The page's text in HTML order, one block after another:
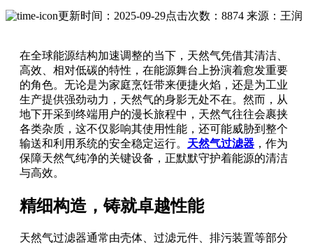
更新时间：2025-09-29点击次数：8874 来源：王润
在全球能源结构加速调整的当下，天然气凭借其清洁、
高效、相对低碳的特性，在能源舞台上扮演着愈发重要
的角色。无论是为家庭烹饪带来便捷火焰，还是为工业
生产提供强劲动力，天然气的身影无处不在。然而，从
地下开采到终端用户的漫长旅程中，天然气往往会裹挟
各类杂质，这不仅影响其使用性能，还可能威胁到整个
输送和利用系统的安全稳定运行。 天然气过滤器 ，作为
保障天然气纯净的关键设备，正默默守护着能源的清洁
与高效。
精细构造，铸就卓越性能
天然气过滤器通常由壳体、过滤元件、排污装置等部分